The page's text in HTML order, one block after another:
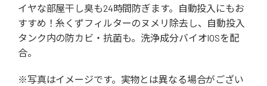
イヤな部屋干し臭も24時間防ぎます。自動投入にもお
すすめ！糸くずフィルターのヌメリ除去し、自動投入
タンク内の防カビ・抗菌も。洗浄成分バイオIOSを配
合。
※写真はイメージです。実物とは異なる場合がござい